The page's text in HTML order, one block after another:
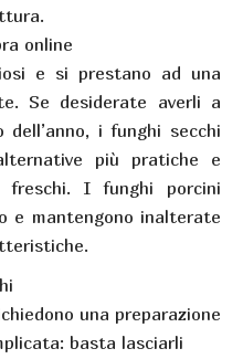
online
e si prestano ad una
Se desiderate averli a
dell’anno, i funghi secchi
più pratiche e
freschi. I funghi porcini
e mantengono inalterate
una preparazione
basta lasciarli